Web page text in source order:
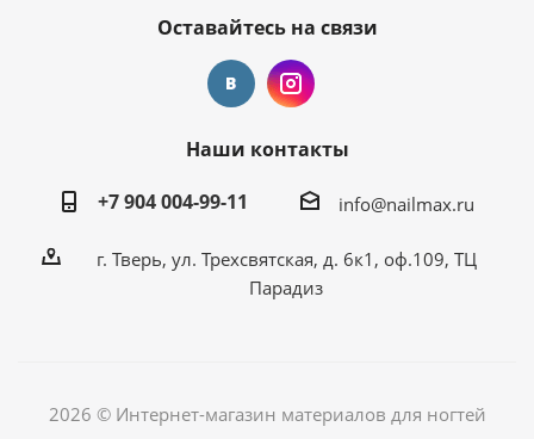
Оставайтесь на связи
Наши контакты
+7 904 004-99-11
info@nailmax.ru
г. Тверь, ул. Трехсвятская, д. 6к1, оф.109, ТЦ
Парадиз
2026 © Интернет-магазин материалов для ногтей